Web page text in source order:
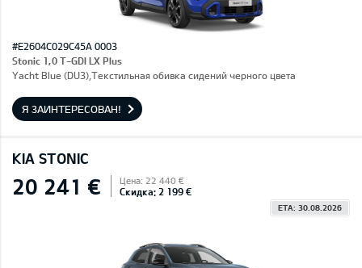
#E2604C029C45A 0003
Stonic 1,0 T-GDI LX Plus
Yacht Blue (DU3),Текстильная обивка сидений черного цвета
Я ЗАИНТЕРЕСОВАН!
KIA STONIC
20 241 € Цена: 22 440 €
Скидка: 2 199 €
ETA: 30.08.2026